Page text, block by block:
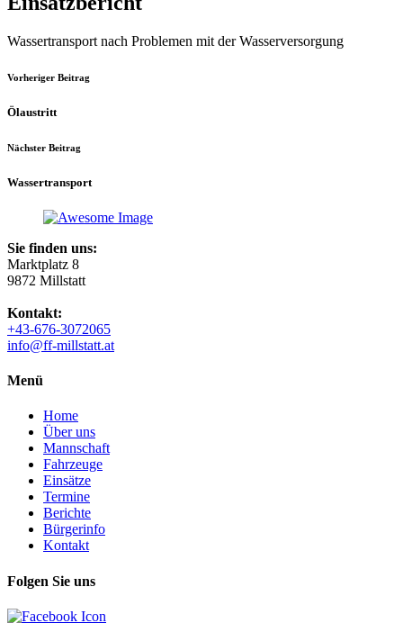
Wassertransport nach Problemen mit der Wasserversorgung
Vorheriger Beitrag
Ölaustritt
Nächster Beitrag
Wassertransport
Sie finden uns:
Marktplatz 8
9872 Millstatt
Kontakt:
+43-676-3072065
info@ff-millstatt.at
Menü
Home
Über uns
Mannschaft
Fahrzeuge
Einsätze
Termine
Berichte
Bürgerinfo
Kontakt
Folgen Sie uns